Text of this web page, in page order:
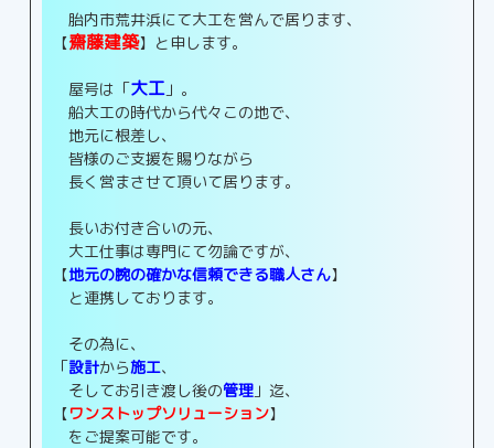
胎内市荒井浜にて大工を営んで居ります、
【齋藤建築】と申します。
屋号は「大工 」。
船大工の時代から代々この地で、
地元に根差し、
皆様のご支援を賜りながら
長く営まさせて頂いて居ります。
長いお付き合いの元、
大工仕事は専門にて勿論ですが、
【地元の腕の確かな信頼できる職人さん】
と連携しております。
その為に、
「設計から施工、
そしてお引き渡し後の管理」迄、
【ワンストップソリューション】
をご提案可能です。